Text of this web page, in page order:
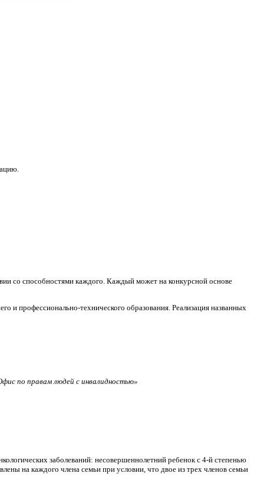
со способностями каждого. Каждый может на конкурсной основе
и профессионально-технического образования. Реализация названных
по правам людей с инвалидностью»
заболеваний: несовершеннолетний ребенок с 4-й степенью
на каждого члена семьи при условии, что двое из трех членов семьи